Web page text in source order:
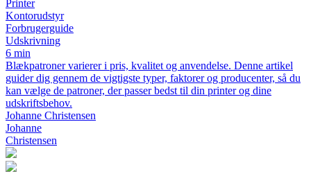
Printer
Kontorudstyr
Forbrugerguide
Udskrivning
6 min
Blækpatroner varierer i pris, kvalitet og anvendelse. Denne artikel
guider dig gennem de vigtigste typer, faktorer og producenter, så du
kan vælge de patroner, der passer bedst til din printer og dine
udskriftsbehov.
Johanne Christensen
Johanne
Christensen